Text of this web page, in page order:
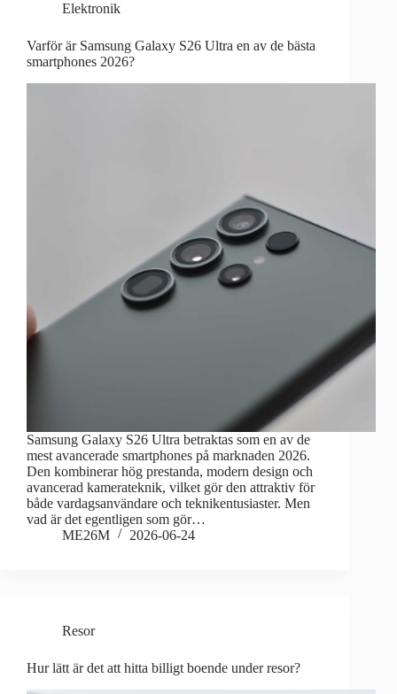
Elektronik
Varför är Samsung Galaxy S26 Ultra en av de bästa
smartphones 2026?
Samsung Galaxy S26 Ultra betraktas som en av de
mest avancerade smartphones på marknaden 2026.
Den kombinerar hög prestanda, modern design och
avancerad kamerateknik, vilket gör den attraktiv för
både vardagsanvändare och teknikentusiaster. Men
vad är det egentligen som gör…
ME26M
2026-06-24
Resor
Hur lätt är det att hitta billigt boende under resor?